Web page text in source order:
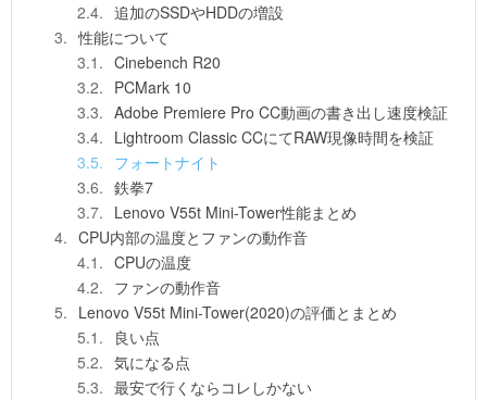
追加のSSDやHDDの増設
性能について
Cinebench R20
PCMark 10
Adobe Premiere Pro CC動画の書き出し速度検証
Lightroom Classic CCにてRAW現像時間を検証
フォートナイト
鉄拳7
Lenovo V55t Mini-Tower性能まとめ
CPU内部の温度とファンの動作音
CPUの温度
ファンの動作音
Lenovo V55t Mini-Tower(2020)の評価とまとめ
良い点
気になる点
最安で行くならコレしかない